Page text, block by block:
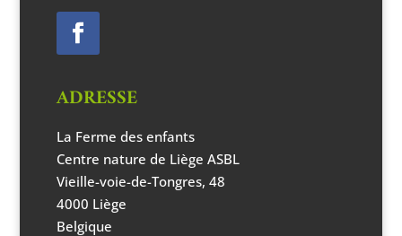
ADRESSE
La Ferme des enfants
Centre nature de Liège ASBL
Vieille-voie-de-Tongres, 48
4000 Liège
Belgique